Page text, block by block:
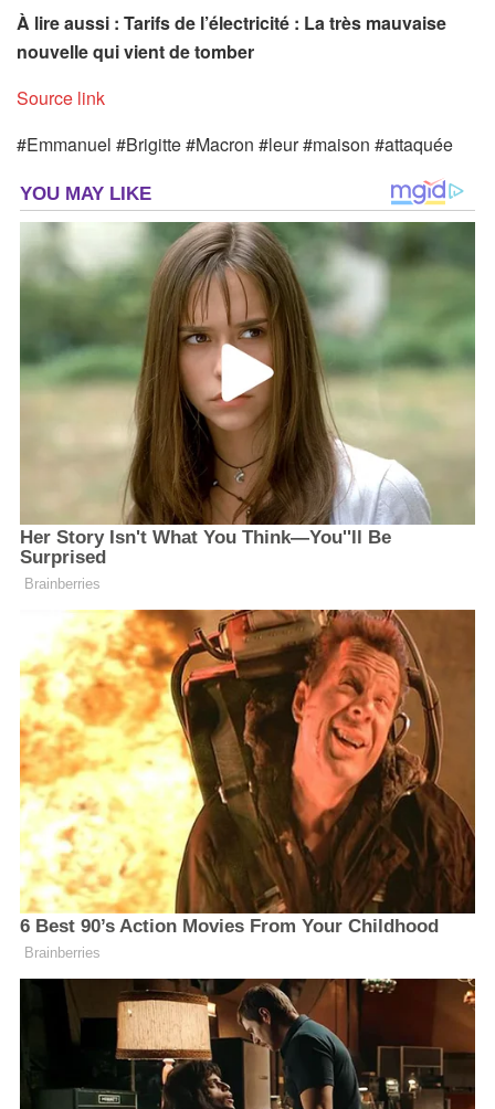
À lire aussi : Tarifs de l’électricité : La très mauvaise
nouvelle qui vient de tomber
Source link
#Emmanuel #Brigitte #Macron #leur #maison #attaquée